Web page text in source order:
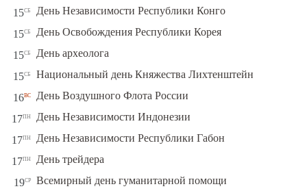
15сб День Независимости Республики Конго
15сб День Освобождения Республики Корея
15сб День археолога
15сб Национальный день Княжества Лихтенштейн
16вс День Воздушного Флота России
17пн День Независимости Индонезии
17пн День Независимости Республики Габон
17пн День трейдера
19ср Всемирный день гуманитарной помощи